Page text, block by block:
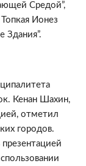
Средой”,
Ионез
Здания”.
Кенан Шахин,
отметил
городов.